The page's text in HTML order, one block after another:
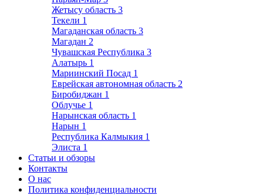
Жетысу область 3
Текели 1
Магаданская область 3
Магадан 2
Чувашская Республика 3
Алатырь 1
Мариинский Посад 1
Еврейская автономная область 2
Биробиджан 1
Облучье 1
Нарынская область 1
Нарын 1
Республика Калмыкия 1
Элиста 1
Статьи и обзоры
Контакты
О нас
Политика конфиденциальности